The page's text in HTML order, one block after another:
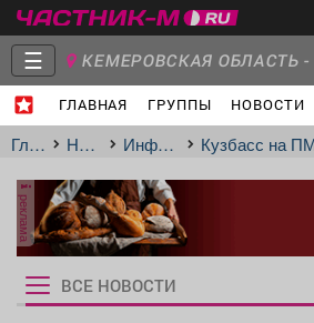
☰ КЕМЕРОВСКАЯ ОБЛАСТЬ -
ГЛАВНАЯ ГРУППЫ НОВОСТИ
Главная
Группы
Объявления Недвижимость
Главная Новости Информация Кузбасс на ПМЭФ
реклама
Рукбрики
новостей
ВСЕ НОВОСТИ